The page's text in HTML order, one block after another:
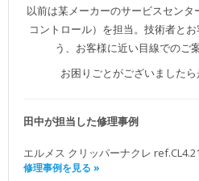
以前は某メーカーのサービスセンタ
コントロール）を担当。技術者と
う、お客様に近い目線でのご
お困りごとがございましたら
田中が担当した修理事例
エルメス クリッパーナクレ
修理事例を見る »